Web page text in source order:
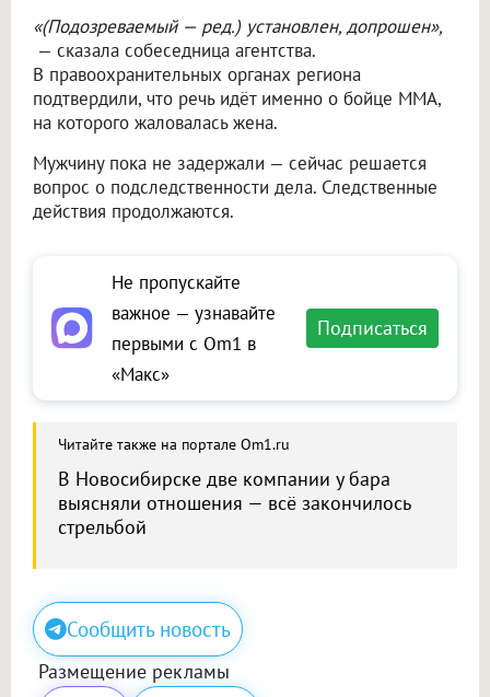
«(Подозреваемый — ред.) установлен, допрошен»,
— сказала собеседница агентства.
В правоохранительных органах региона
подтвердили, что речь идёт именно о бойце ММА,
на которого жаловалась жена.
Мужчину пока не задержали — сейчас решается
вопрос о подследственности дела. Следственные
действия продолжаются.
Не пропускайте
важное — узнавайте
первыми с Om1 в
«Макс»
Подписаться
Читайте также на портале Om1.ru
В Новосибирске две компании у бара
выясняли отношения — всё закончилось
стрельбой
Сообщить новость
Размещение рекламы